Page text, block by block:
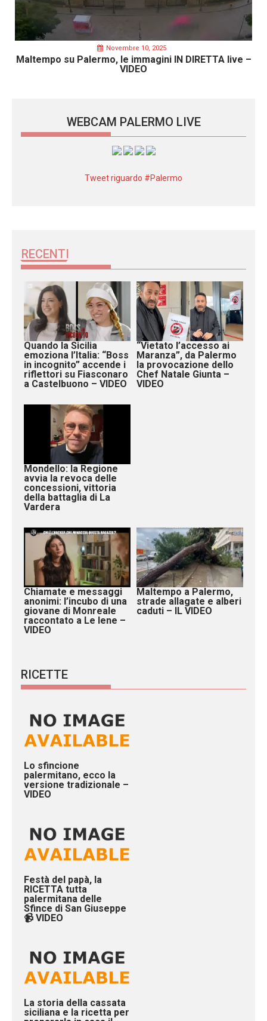
Novembre 10, 2025
Maltempo su Palermo, le immagini IN DIRETTA live –
VIDEO
WEBCAM PALERMO LIVE
Tweet riguardo #Palermo
RECENTI
Quando la Sicilia
emoziona l’Italia: “Boss
in incognito” accende i
riflettori su Fiasconaro
a Castelbuono – VIDEO
“Vietato l’accesso ai
Maranza”, da Palermo
la provocazione dello
Chef Natale Giunta –
VIDEO
Mondello: la Regione
avvia la revoca delle
concessioni, vittoria
della battaglia di La
Vardera
Chiamate e messaggi
anonimi: l’incubo di una
giovane di Monreale
raccontato a Le Iene –
VIDEO
Maltempo a Palermo,
strade allagate e alberi
caduti – IL VIDEO
RICETTE
Lo sfincione
palermitano, ecco la
versione tradizionale –
VIDEO
Festà del papà, la
RICETTA tutta
palermitana delle
Sfince di San Giuseppe
📹 VIDEO
La storia della cassata
siciliana e la ricetta per